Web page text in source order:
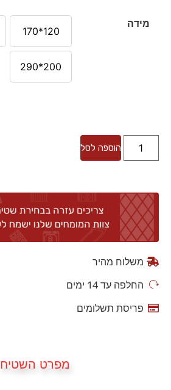
מידה
120*170
200*290
הוספה לסל
משלוח מהיר
החלפה עד 14 ימים
פריסת תשלומים
מפרט השטיח